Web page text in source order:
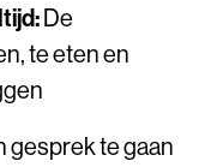
De
te eten en
gesprek te gaan